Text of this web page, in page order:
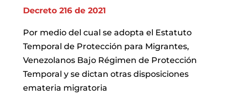
Decreto 216 de 2021
Por medio del cual se adopta el Estatuto
Temporal de Protección para Migrantes,
Venezolanos Bajo Régimen de Protección
Temporal y se dictan otras disposiciones
emateria migratoria